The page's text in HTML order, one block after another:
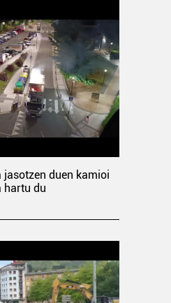
jasotzen duen kamioi
hartu du